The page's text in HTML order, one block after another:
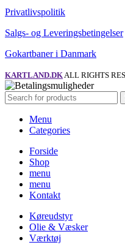
Privatlivspolitik
Salgs- og Leveringsbetingelser
Gokartbaner i Danmark
KARTLAND.DKALL RIGHTS
Menu
Categories
Forside
Shop
menu
menu
Kontakt
Køreudstyr
Olie & Væsker
Værktøj